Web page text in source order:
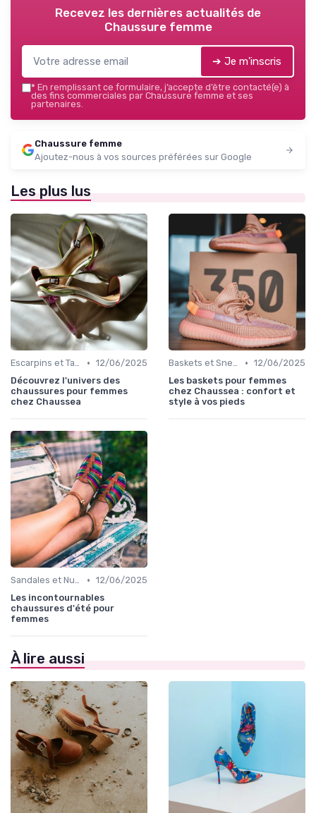
Recevez les dernières actualités de
Chaussure femme
➔ Je m'inscris
* En remplissant ce formulaire, j’accepte d’être contacté(e) à
des fins commerciales par Chaussure femme et ses
partenaires.
Chaussure femme
Ajoutez-nous à vos sources préférées sur Google
Les plus lus
Escarpins et Talons • 12/06/2025
Découvrez l'univers des
chaussures pour femmes
chez Chaussea
Baskets et Sneakers • 12/06/2025
Les baskets pour femmes
chez Chaussea : confort et
style à vos pieds
Sandales et Nu-pieds • 12/06/2025
Les incontournables
chaussures d'été pour
femmes
À lire aussi